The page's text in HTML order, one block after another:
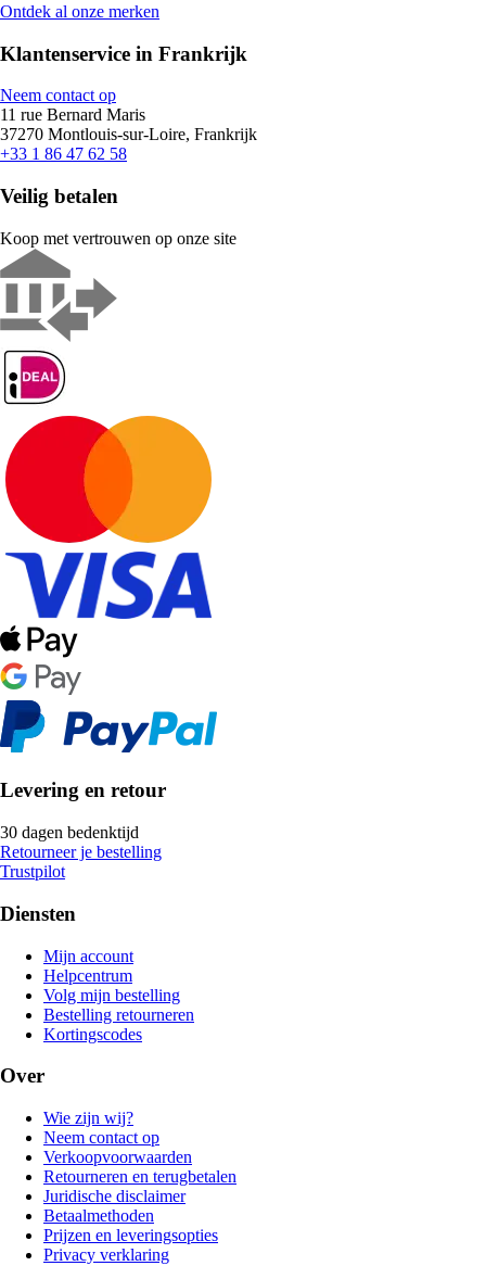
Ontdek al onze merken
Klantenservice in Frankrijk
Neem contact op
11 rue Bernard Maris
37270 Montlouis-sur-Loire, Frankrijk
+33 1 86 47 62 58
Veilig betalen
Koop met vertrouwen op onze site
Levering en retour
30 dagen bedenktijd
Retourneer je bestelling
Trustpilot
Diensten
Mijn account
Helpcentrum
Volg mijn bestelling
Bestelling retourneren
Kortingscodes
Over
Wie zijn wij?
Neem contact op
Verkoopvoorwaarden
Retourneren en terugbetalen
Juridische disclaimer
Betaalmethoden
Prijzen en leveringsopties
Privacy verklaring